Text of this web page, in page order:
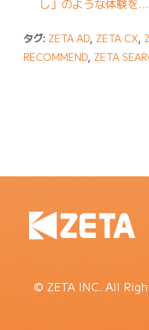
し」のような体験を…
タグ: ZETA AD, ZETA CX,
RECOMMEND, ZETA
© ZETA INC. All